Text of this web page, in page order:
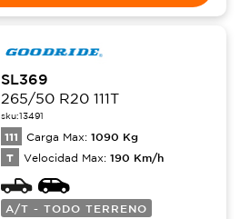
SL369
265/50 R20 111T
sku:13491
111 Carga Max: 1090 Kg
T Velocidad Max: 190 Km/h
A/T - TODO TERRENO